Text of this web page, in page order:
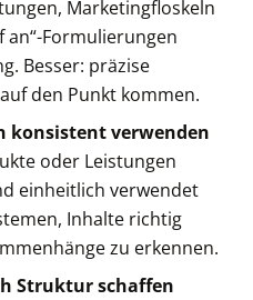
Marketingfloskeln
Formulierungen
Besser: präzise
den Punkt kommen.
konsistent verwenden
oder Leistungen
einheitlich verwendet
Inhalte richtig
zu erkennen.
Struktur schaffen